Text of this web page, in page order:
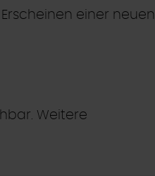
einer neuen
Weitere